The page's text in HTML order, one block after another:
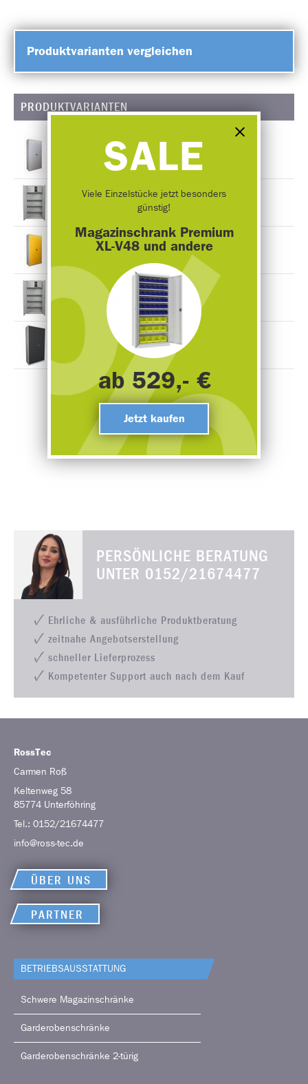
Produktvarianten vergleichen
PRODUKTVARIANTEN
Aktenschrank Basic XL
Aktenschrank Basic XL IF
Aktenschrank Basic XXL
Aktenschrank Basic XXL IF
Aktenschrank Basic X
Aktenschrank Basic S
PERSÖNLICHE BERATUNG
UNTER 0152/21674477
Ehrliche & ausführliche Produktberatung
zeitnahe Angebotserstellung
schneller Lieferprozess
Kompetenter Support auch nach dem Kauf
RossTec
Carmen Roß
Keltenweg 58
85774 Unterföhring
Tel.: 0152/21674477
info@ross-tec.de
ÜBER UNS
PARTNER
BETRIEBS­AUSSTATTUNG
Schwere Magazinschränke
Garderobenschränke
Garderobenschränke 2-türig
SALE
Viele Einzelstücke jetzt besonders
günstig!
Magazinschrank Premium
XL-V48 und andere
ab 529,- €
Jetzt kaufen